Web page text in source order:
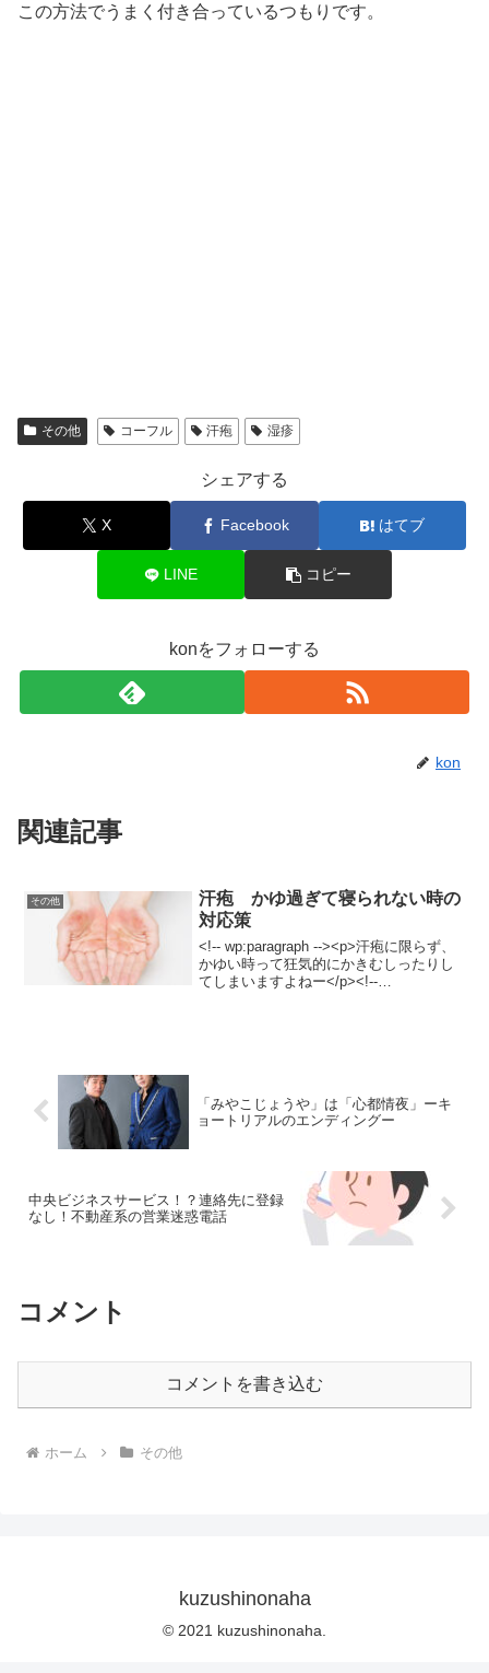
この方法でうまく付き合っているつもりです。
その他 コーフル 汗疱 湿疹
シェアする
X Facebook はてブ
LINE コピー
konをフォローする
kon
関連記事
その他
汗疱 かゆ過ぎて寝られない時の
対応策
<!-- wp:paragraph --><p>汗疱に限らず、
かゆい時って狂気的にかきむしったりし
てしまいますよねー</p><!--
/wp:paragraph --><!-- wp:paragraph -->
<p>そんな時、どうやって痒みを抑える
<p>人間の生理現象ですが、目が覚めて
いる時は気が紛れても、</p><!--
/wp:paragraph --><!-- wp:paragraph -->
<p>寝ている時に襲ってくるかゆみは本
当にストレスですよねー</p><!--
「みやこじょうや」は「心都情夜」ーキ
ョートリアルのエンディングー
中央ビジネスサービス！？連絡先に登録
なし！不動産系の営業迷惑電話
コメント
コメントを書き込む
ホーム その他
kuzushinonaha
© 2021 kuzushinonaha.